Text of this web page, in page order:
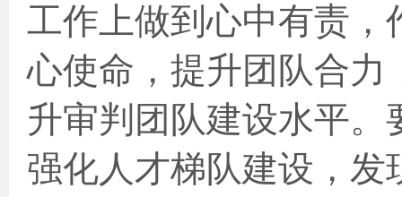
工作上做到心中有责，
心使命， 提升团队合力
升审判团队建设水平
强化人才梯队建设， 发